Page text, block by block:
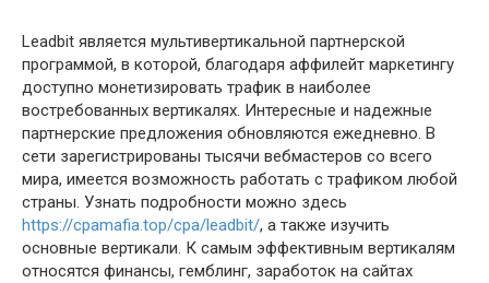
Leadbit является мультивертикальной партнерской
программой, в которой, благодаря аффилейт маркетингу
доступно монетизировать трафик в наиболее
востребованных вертикалях. Интересные и надежные
партнерские предложения обновляются ежедневно. В
сети зарегистрированы тысячи вебмастеров со всего
мира, имеется возможность работать с трафиком любой
страны. Узнать подробности можно здесь
https://cpamafia.top/cpa/leadbit/, а также изучить
основные вертикали. К самым эффективным вертикалям
относятся финансы, гемблинг, заработок на сайтах